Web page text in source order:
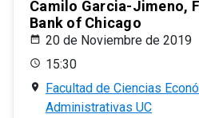
Camilo Garcia-Jimeno,
Bank of Chicago
20 de Noviembre de 2019
15:30
Facultad de Ciencias
Administrativas UC